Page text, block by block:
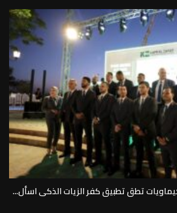
تطق تطبيق كفر الزيات الذكى اسأل...